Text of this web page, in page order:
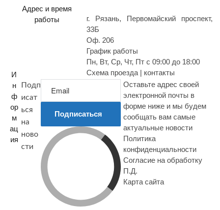
с
Адрес и время
работы
г. Рязань, Первомайский проспект,
33Б
Оф. 206
График работы
Пн, Вт, Ср, Чт, Пт с 09:00 до 18:00
Схема проезда | контакты
И
н
ф
ор
м
ац
ия
Подп
исат
ься
на
ново
сти
Подписаться
Оставьте адрес своей
электронной почты в
форме ниже и мы будем
сообщать вам самые
актуальные новости
Политика
конфиденциальности
Согласие на обработку
П.Д.
Карта сайта